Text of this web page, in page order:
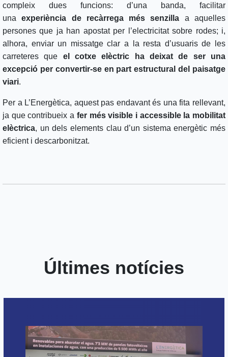
compleix dues funcions: d’una banda, facilitar
unaexperiència de recàrrega més senzilla a aquelles
persones que ja han apostat per l’electricitat sobre rodes; i,
alhora, enviar un missatge clar a la resta d’usuaris de les
carreteres que el cotxe elèctric ha deixat de ser una
excepció per convertir-se en part estructural del paisatge
viari.
Per a L’Energètica, aquest pas endavant és una fita rellevant,
ja que contribueix a fer més visible i accessible la mobilitat
elèctrica, un dels elements clau d’un sistema energètic més
eficient i descarbonitzat.
Últimes notícies